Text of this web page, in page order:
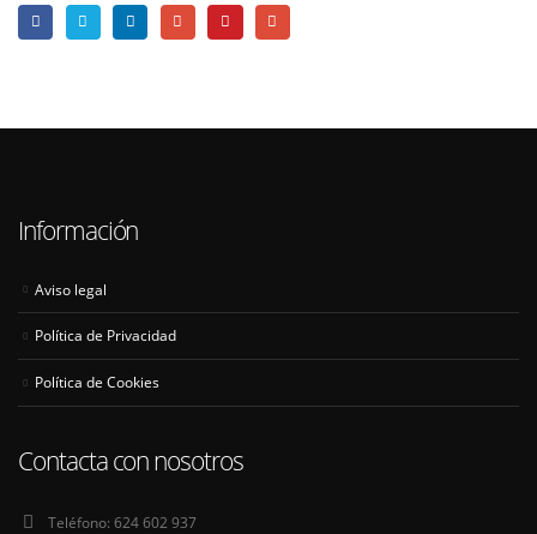
Información
Aviso legal
Política de Privacidad
Política de Cookies
Contacta con nosotros
Teléfono: 624 602 937